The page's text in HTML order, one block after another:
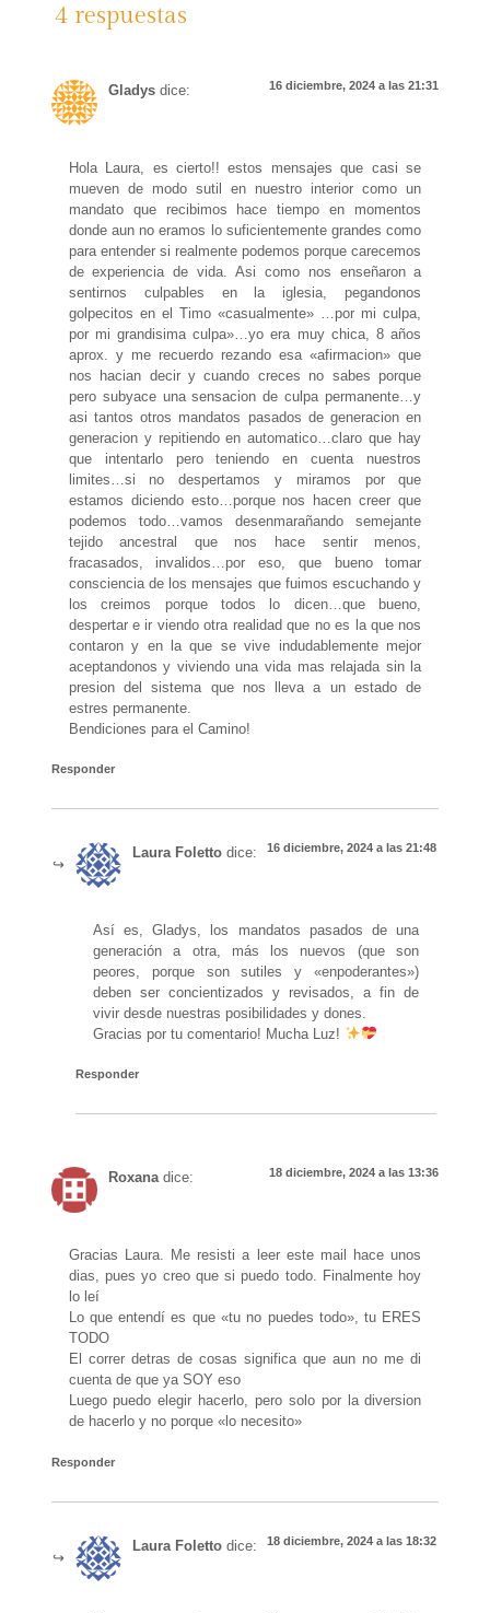
4 respuestas
Gladys dice: 16 diciembre, 2024 a las 21:31
Hola Laura, es cierto!! estos mensajes que casi se
mueven de modo sutil en nuestro interior como un
mandato que recibimos hace tiempo en momentos
donde aun no eramos lo suficientemente grandes como
para entender si realmente podemos porque carecemos
de experiencia de vida. Asi como nos enseñaron a
sentirnos culpables en la iglesia, pegandonos
golpecitos en el Timo «casualmente» …por mi culpa,
por mi grandisima culpa»…yo era muy chica, 8 años
aprox. y me recuerdo rezando esa «afirmacion» que
nos hacian decir y cuando creces no sabes porque
pero subyace una sensacion de culpa permanente…y
asi tantos otros mandatos pasados de generacion en
generacion y repitiendo en automatico…claro que hay
que intentarlo pero teniendo en cuenta nuestros
limites…si no despertamos y miramos por que
estamos diciendo esto…porque nos hacen creer que
podemos todo…vamos desenmarañando semejante
tejido ancestral que nos hace sentir menos,
fracasados, invalidos…por eso, que bueno tomar
consciencia de los mensajes que fuimos escuchando y
los creimos porque todos lo dicen…que bueno,
despertar e ir viendo otra realidad que no es la que nos
contaron y en la que se vive indudablemente mejor
aceptandonos y viviendo una vida mas relajada sin la
presion del sistema que nos lleva a un estado de
estres permanente.
Bendiciones para el Camino!
Responder
Laura Foletto dice: 16 diciembre, 2024 a las 21:48
Así es, Gladys, los mandatos pasados de una
generación a otra, más los nuevos (que son
peores, porque son sutiles y «enpoderantes»)
deben ser concientizados y revisados, a fin de
vivir desde nuestras posibilidades y dones.
Gracias por tu comentario! Mucha Luz!
Responder
Roxana dice: 18 diciembre, 2024 a las 13:36
Gracias Laura. Me resisti a leer este mail hace unos
dias, pues yo creo que si puedo todo. Finalmente hoy
lo leí
Lo que entendí es que «tu no puedes todo», tu ERES
TODO
El correr detras de cosas significa que aun no me di
cuenta de que ya SOY eso
Luego puedo elegir hacerlo, pero solo por la diversion
de hacerlo y no porque «lo necesito»
Responder
Laura Foletto dice: 18 diciembre, 2024 a las 18:32